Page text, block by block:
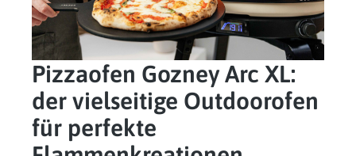
Pizzaofen Gozney Arc XL:
der vielseitige Outdoorofen
für perfekte